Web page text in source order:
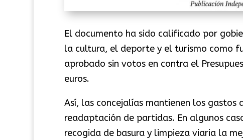
El documento ha sido calificado por
la cultura, el deporte y el turismo como
aprobado sin votos en contra el
euros.
Así, las concejalías mantienen los gastos
readaptación de partidas. En algunos
recogida de basura y limpieza viaria la